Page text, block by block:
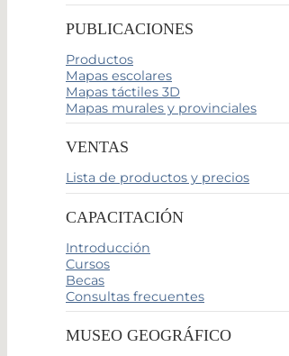
PUBLICACIONES
Productos
Mapas escolares
Mapas táctiles 3D
Mapas murales y provinciales
VENTAS
Lista de productos y precios
CAPACITACIÓN
Introducción
Cursos
Becas
Consultas frecuentes
MUSEO GEOGRÁFICO